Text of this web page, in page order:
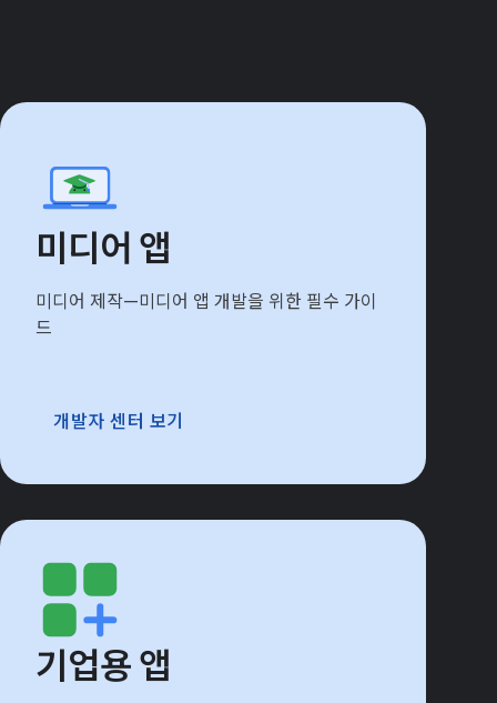
미디어 앱
미디어 제작—미디어 앱 개발을 위한 필수 가이
드
개발자 센터 보기
기업용 앱